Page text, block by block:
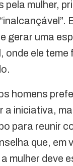
pela mulher,
gerar uma
onde ele teme
homens
a iniciativa,
para reunir
que, em
mulher deve